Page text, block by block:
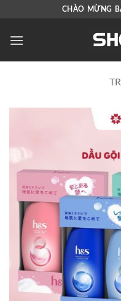
nội
CHÀO MỪNG